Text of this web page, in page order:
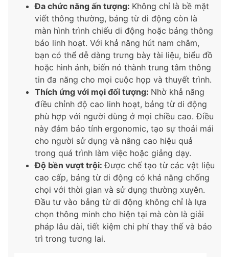
Đa chức năng ấn tượng: Không chỉ là bề mặt
viết thông thường, bảng từ di động còn là
màn hình trình chiếu di động hoặc bảng thông
báo linh hoạt. Với khả năng hút nam châm,
bạn có thể dễ dàng trưng bày tài liệu, biểu đồ
hoặc hình ảnh, biến nó thành trung tâm thông
tin đa năng cho mọi cuộc họp và thuyết trình.
Thích ứng với mọi đối tượng: Nhờ khả năng
điều chỉnh độ cao linh hoạt, bảng từ di động
phù hợp với người dùng ở mọi chiều cao. Điều
này đảm bảo tính ergonomic, tạo sự thoải mái
cho người sử dụng và nâng cao hiệu quả
trong quá trình làm việc hoặc giảng dạy.
Độ bền vượt trội:Được chế tạo từ các vật liệu
cao cấp, bảng từ di động có khả năng chống
chọi với thời gian và sử dụng thường xuyên.
Đầu tư vào bảng từ di động không chỉ là lựa
chọn thông minh cho hiện tại mà còn là giải
pháp lâu dài, tiết kiệm chi phí thay thế và bảo
trì trong tương lai.